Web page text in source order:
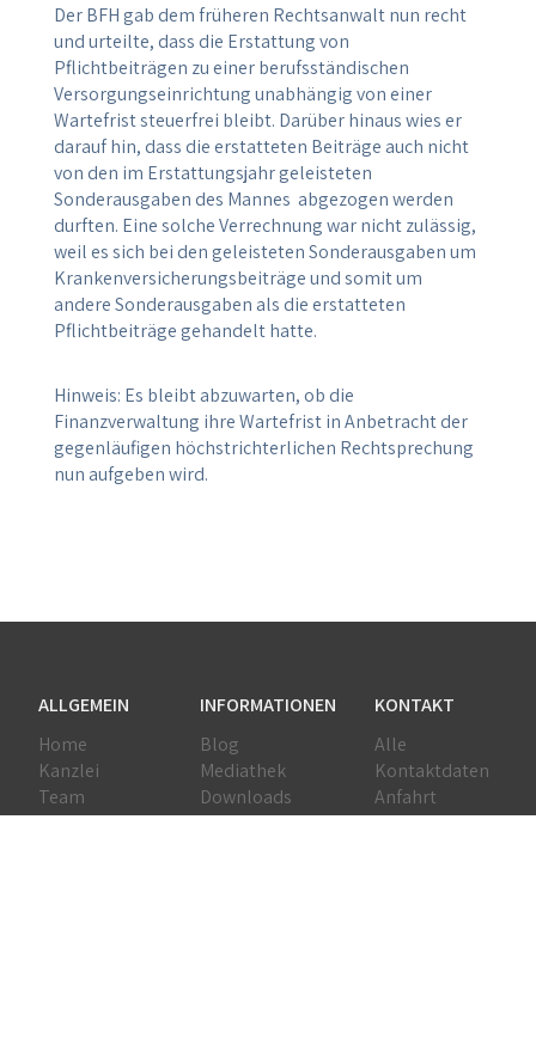
Der BFH gab dem früheren Rechtsanwalt nun recht
und urteilte, dass die Erstattung von
Pflichtbeiträgen zu einer berufsständischen
Versorgungseinrichtung unabhängig von einer
Wartefrist steuerfrei bleibt. Darüber hinaus wies er
darauf hin, dass die erstatteten Beiträge auch nicht
von den im Erstattungsjahr geleisteten
Sonderausgaben des Mannes abgezogen werden
durften. Eine solche Verrechnung war nicht zulässig,
weil es sich bei den geleisteten Sonderausgaben um
Krankenversicherungsbeiträge und somit um
andere Sonderausgaben als die erstatteten
Pflichtbeiträge gehandelt hatte.
Hinweis: Es bleibt abzuwarten, ob die
Finanzverwaltung ihre Wartefrist in Anbetracht der
gegenläufigen höchstrichterlichen Rechtsprechung
nun aufgeben wird.
ALLGEMEIN
Home
Kanzlei
Team
Leistungen
INFORMATIONEN
Blog
Mediathek
Downloads
Erklärvideos
KONTAKT
Alle
Kontaktdaten
Anfahrt